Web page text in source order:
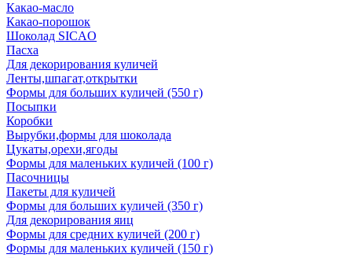
Какао-масло
Какао-порошок
Шоколад SICAO
Пасха
Для декорирования куличей
Ленты,шпагат,открытки
Формы для больших куличей (550 г)
Посыпки
Коробки
Вырубки,формы для шоколада
Цукаты,орехи,ягоды
Формы для маленьких куличей (100 г)
Пасочницы
Пакеты для куличей
Формы для больших куличей (350 г)
Для декорирования яиц
Формы для средних куличей (200 г)
Формы для маленьких куличей (150 г)